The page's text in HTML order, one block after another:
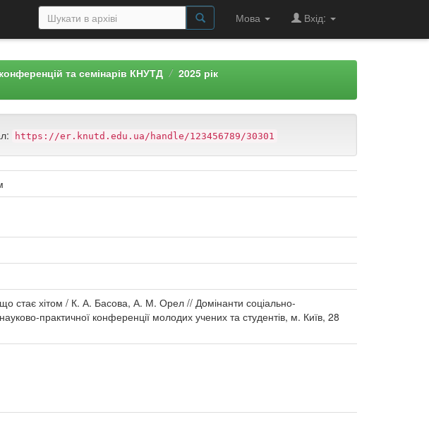
Мова Вхід:
та семінарів КНУТД
2025 рік
https://er.knutd.edu.ua/handle/123456789/30301
стає хітом / К. А. Басова, А. М. Орел // Домінанти соціально-
практичної конференції молодих учених та студентів, м. Київ, 28